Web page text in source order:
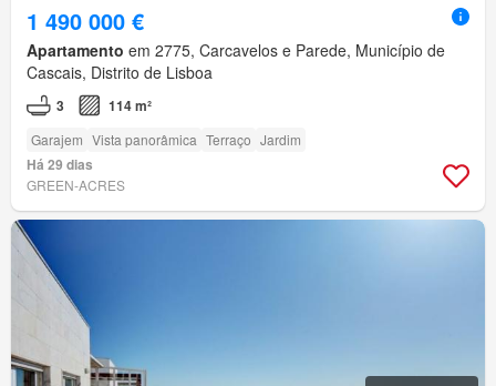
1 490 000 €
Apartamento em 2775, Carcavelos e Parede, Município de
Cascais, Distrito de Lisboa
3 114 m²
Garajem Vista panorâmica Terraço Jardim
Há 29 dias
GREEN-ACRES